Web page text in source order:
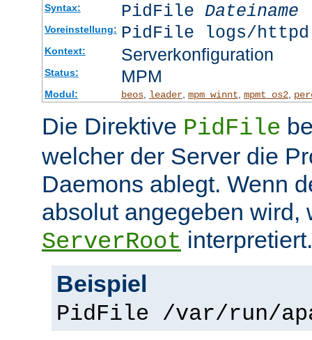
Syntax: PidFile Dateiname
Voreinstellung: PidFile logs/
Kontext: Serverkonfiguration
Status: MPM
Modul: beos, leader, mpm_winnt mpmt_os2,
Die Direktive PidFile
welcher der Server die
Daemons ablegt. Wenn
absolut angegeben wird,
ServerRoot interpretiert.
Beispiel
PidFile /var/run/